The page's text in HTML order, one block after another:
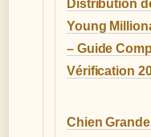
Distribution
Young
– Guide
Vérification
Chien